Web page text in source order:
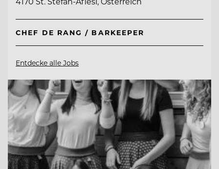
CHEF DE RANG / BARKEEPER
Entdecke alle Jobs